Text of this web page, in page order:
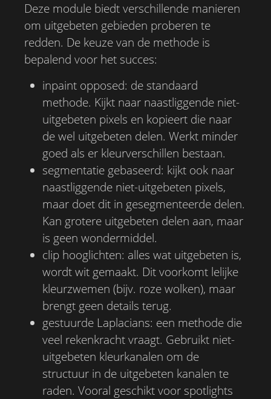
Deze module biedt verschillende manieren
om uitgebeten gebieden proberen te
redden. De keuze van de methode is
bepalend voor het succes:
inpaint opposed: de standaard
methode. Kijkt naar naastliggende niet-
uitgebeten pixels en kopieert die naar
de wel uitgebeten delen. Werkt minder
goed als er kleurverschillen bestaan.
segmentatie gebaseerd: kijkt ook naar
naastliggende niet-uitgebeten pixels,
maar doet dit in gesegmenteerde delen.
Kan grotere uitgebeten delen aan, maar
is geen wondermiddel.
clip hooglichten: alles wat uitgebeten is,
wordt wit gemaakt. Dit voorkomt lelijke
kleurzwemen (bijv. roze wolken), maar
brengt geen details terug.
gestuurde Laplacians: een methode die
veel rekenkracht vraagt. Gebruikt niet-
uitgebeten kleurkanalen om de
structuur in de uitgebeten kanalen te
raden. Vooral geschikt voor spotlights